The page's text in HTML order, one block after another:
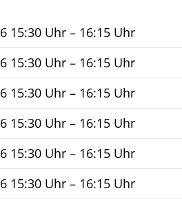
15:30 Uhr – 16:15 Uhr
15:30 Uhr – 16:15 Uhr
15:30 Uhr – 16:15 Uhr
15:30 Uhr – 16:15 Uhr
15:30 Uhr – 16:15 Uhr
15:30 Uhr – 16:15 Uhr